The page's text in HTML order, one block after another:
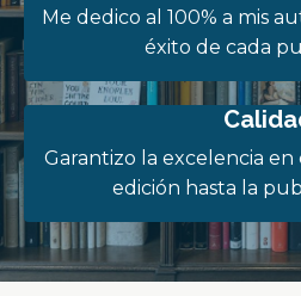
Me dedico al 100% a mis
éxito de cada
Garantizo la excelencia en
edición hasta la